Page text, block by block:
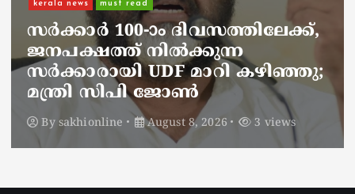
നാടെങ്ങും പൊലീസ് തിരയുന്നു,
ചായകുടിക്കാൻ എടപ്പാളിലെത്തി
അർജുൻ ആയങ്കി;
സഞ്ചരിക്കുന്നത് വാഹനങ്ങൾ
മാറ്റി
By sakhionline August 8, 2026 5 views